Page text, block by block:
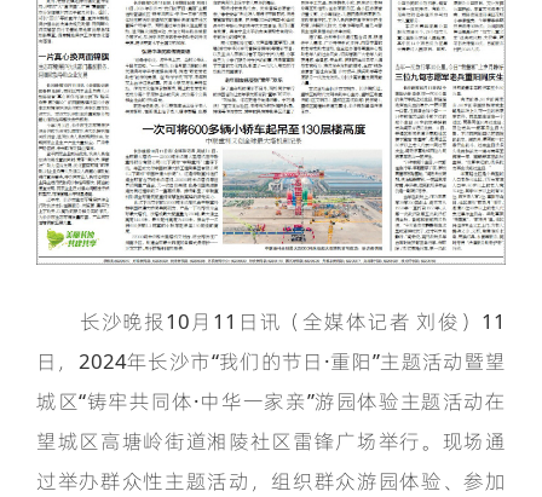
长沙晚报10月11日讯（全媒体记者 刘俊）11
日，2024年长沙市“我们的节日·重阳”主题活动暨望
城区“铸牢共同体·中华一家亲”游园体验主题活动在
望城区高塘岭街道湘陵社区雷锋广场举行。现场通
过举办群众性主题活动，组织群众游园体验、参加